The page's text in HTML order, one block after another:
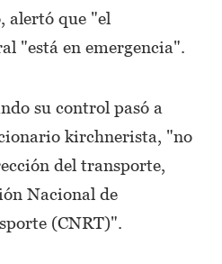
alertó que "el
"está en emergencia".
su control pasó a
kirchnerista, "no
del transporte,
Nacional de
(CNRT)".